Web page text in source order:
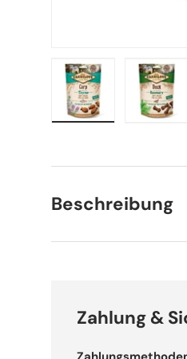
Beschreibung
Zahlung &